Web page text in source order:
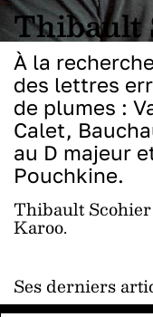
Thibault
À la
des lettres
de plumes :
Calet,
au D majeur
Pouchkine.
Thibault
Karoo.
Ses derniers